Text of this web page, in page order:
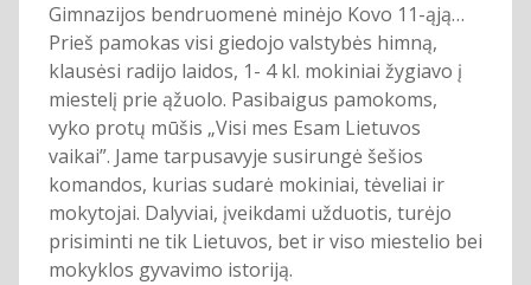
Gimnazijos bendruomenė minėjo Kovo 11-ąją…
Prieš pamokas visi giedojo valstybės himną,
klausėsi radijo laidos, 1- 4 kl. mokiniai žygiavo į
miestelį prie ąžuolo. Pasibaigus pamokoms,
vyko protų mūšis „Visi mes Esam Lietuvos
vaikai”. Jame tarpusavyje susirungė šešios
komandos, kurias sudarė mokiniai, tėveliai ir
mokytojai. Dalyviai, įveikdami užduotis, turėjo
prisiminti ne tik Lietuvos, bet ir viso miestelio bei
mokyklos gyvavimo istoriją.